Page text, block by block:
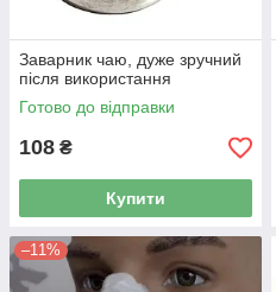
Заварник чаю, дуже зручний
після використання
Готово до відправки
108 ₴
Купити
–11%